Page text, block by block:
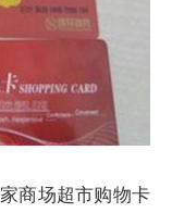
商场超市购物卡